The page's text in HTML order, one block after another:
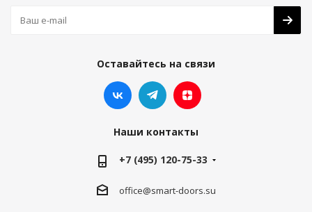
Оставайтесь на связи
Наши контакты
+7 (495) 120-75-33
office@smart-doors.su